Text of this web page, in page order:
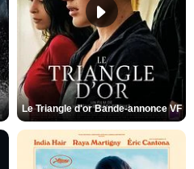
Le Triangle d'or Bande-annonce VF